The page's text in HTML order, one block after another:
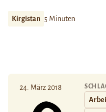
Kirgistan 5 Minuten
24. März 2018